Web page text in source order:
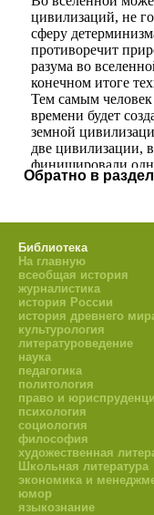
Обратно в
Библиотека
На главную
всеобщая история
журналистика
история России
история древнего
культурология
литературоведение
наука
педагогика
политология
право и
психология
социология
философия
художественная
Школьная литература
экономика и
юмор
языкознание